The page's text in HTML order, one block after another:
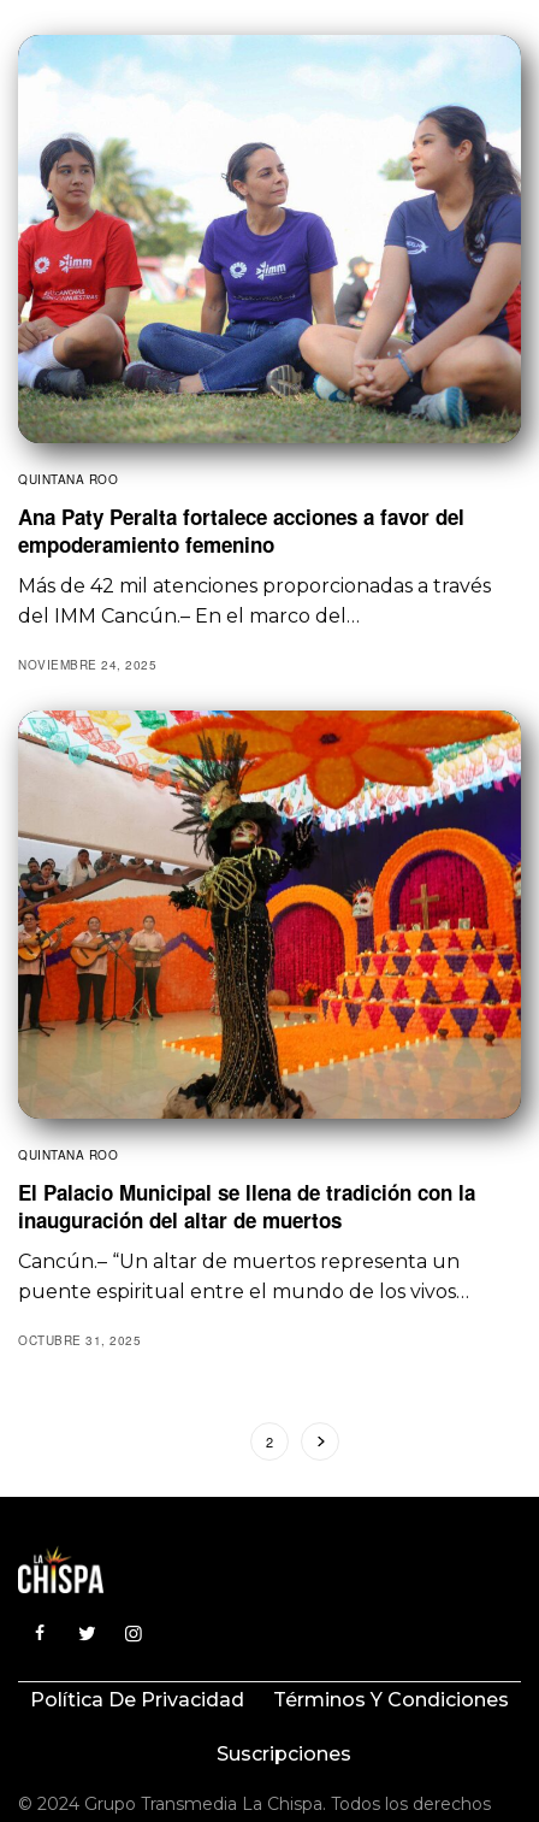
QUINTANA ROO
Ana Paty Peralta fortalece acciones a favor del
empoderamiento femenino
Más de 42 mil atenciones proporcionadas a través
del IMM Cancún.– En el marco del…
NOVIEMBRE 24, 2025
QUINTANA ROO
El Palacio Municipal se llena de tradición con la
inauguración del altar de muertos
Cancún.– “Un altar de muertos representa un
puente espiritual entre el mundo de los vivos…
OCTUBRE 31, 2025
2
Política De Privacidad Términos Y Condiciones
Suscripciones
© 2024 Grupo Transmedia La Chispa. Todos los derechos